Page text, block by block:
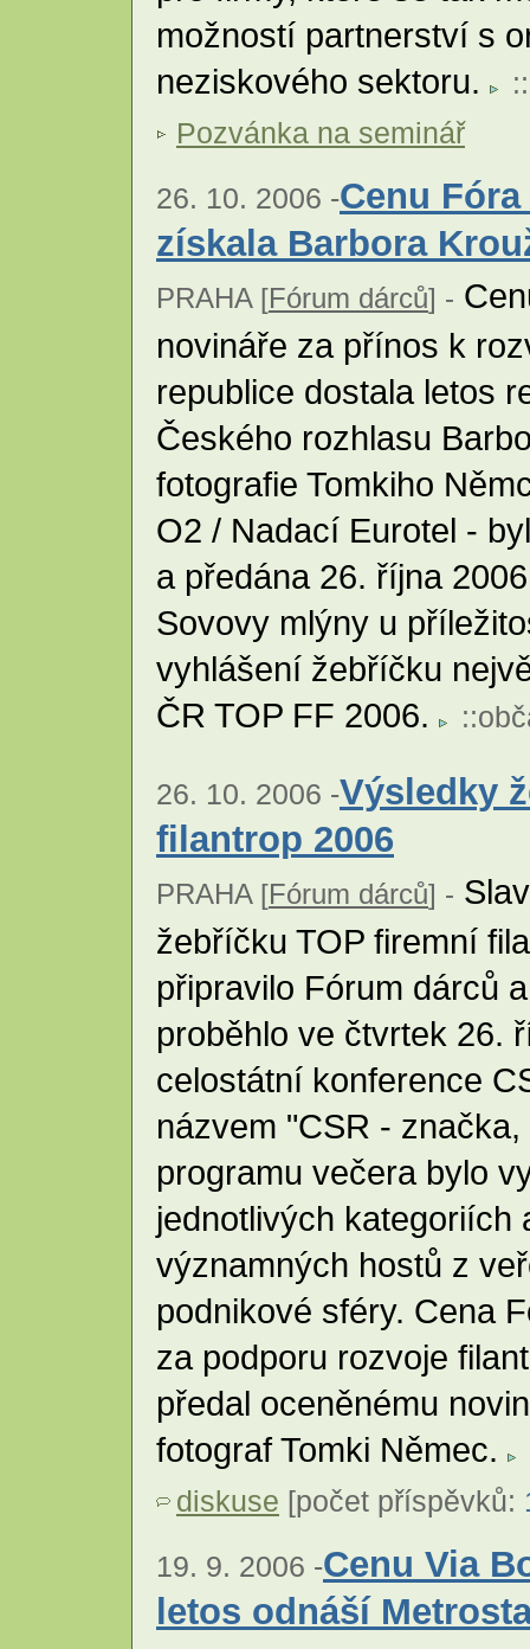
možností partnerství s
neziskového sektoru.
::
Pozvánka na seminář
26. 10. 2006 -Cenu
získala Barbora
PRAHA [Fórum dárců] -
novináře za přínos k
republice dostala letos
Českého rozhlasu
fotografie Tomkiho
O2 / Nadací Eurotel -
a předána 26. října
Sovovy mlýny u
vyhlášení žebříčku
ČR TOP FF 2006.
::
26. 10. 2006 -Výsledky
filantrop 2006
PRAHA [Fórum dárců] -
žebříčku TOP firemní
připravilo Fórum dárců
proběhlo ve čtvrtek 26.
celostátní konference
názvem "CSR -
programu večera bylo
jednotlivých kategoriích
významných hostů z
podnikové sféry. Cena
za podporu rozvoje
předal oceněnému
fotograf Tomki Němec.
diskuse [počet příspěvků:
19. 9. 2006 -Cenu Via
letos odnáší